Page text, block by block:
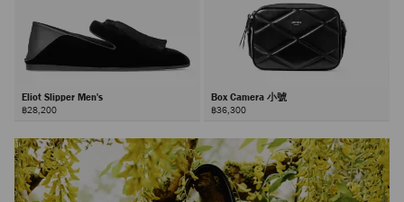
Eliot Slipper Men's
฿28,200
Box Camera 小號
฿36,300